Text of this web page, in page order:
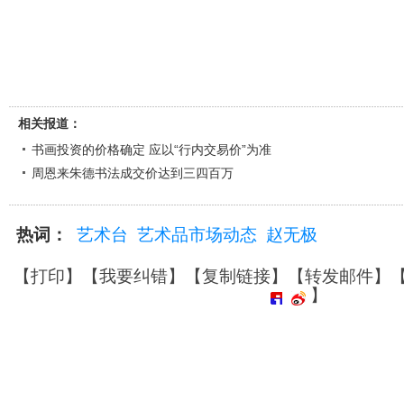
相关报道：
书画投资的价格确定 应以“行内交易价”为准
周恩来朱德书法成交价达到三四百万
热词： 艺术台 艺术品市场动态 赵无极
【打印】【我要纠错】【复制链接】【转发邮件】
】